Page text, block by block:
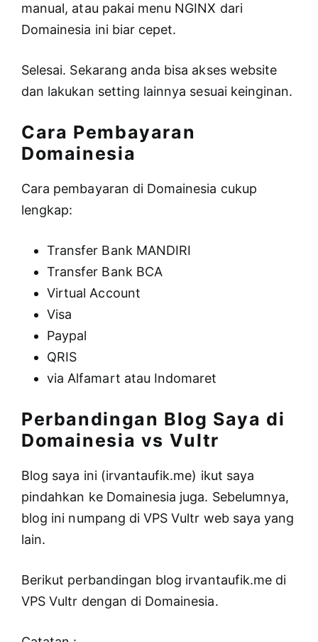
manual, atau pakai menu NGINX dari
Domainesia ini biar cepet.
Selesai. Sekarang anda bisa akses website
dan lakukan setting lainnya sesuai keinginan.
Cara Pembayaran
Domainesia
Cara pembayaran di Domainesia cukup
lengkap:
Transfer Bank MANDIRI
Transfer Bank BCA
Virtual Account
Visa
Paypal
QRIS
via Alfamart atau Indomaret
Perbandingan Blog Saya di
Domainesia vs Vultr
Blog saya ini (irvantaufik.me) ikut saya
pindahkan ke Domainesia juga. Sebelumnya,
blog ini numpang di VPS Vultr web saya yang
lain.
Berikut perbandingan blog irvantaufik.me di
VPS Vultr dengan di Domainesia.